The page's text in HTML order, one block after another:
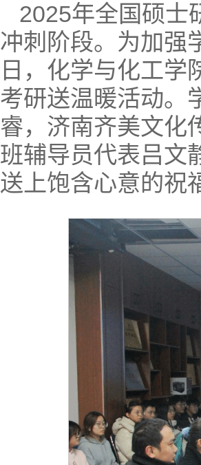
2025年全国硕士
冲刺阶段。为加强
日，化学与化工学
考研送温暖活动。
睿，济南齐美文化
班辅导员代表吕文
送上饱含心意的祝